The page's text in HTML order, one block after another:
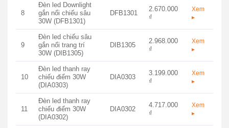
8
Đèn led Downlight
gắn nổi chiếu sâu
30W (DFB1301)
DFB1301
2.670.000
₫
Xem
▸
9
Đèn led chiếu sâu
gắn nổi trang trí
30W (DIB1305)
DIB1305
2.968.000
₫
Xem
▸
10
Đèn led thanh ray
chiếu điểm 30W
(DIA0303)
DIA0303
3.199.000
₫
Xem
▸
11
Đèn led thanh ray
chiếu điểm 30W
(DIA0302)
DIA0302
4.717.000
₫
Xem
▸